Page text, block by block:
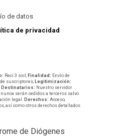
de datos
de privacidad
Reci 3 sccl, Finalidad: Envío de
suscriptores, Legitimización:
Destinatarios: Nuestro servidor
serán cedidos a terceros salvo
legal. Derechos: Acceso,
así como otros derechos detallados